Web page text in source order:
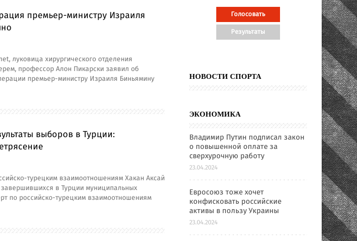
премьер-министру Израиля
луковица хирургического отделения
профессор Алон Пикарски заявил об
премьер-министру Израиля Биньямину
выборов в Турции:
турецким взаимоотношениям Хакан Аксай
в Турции муниципальных
по российско-турецким взаимоотношениям
НОВОСТИ СПОРТА
ЭКОНОМИКА
Владимир Путин подписал закон
о повышенной оплате за
сверхурочную работу
23.04.2024
Евросоюз тоже хочет
конфисковать российские
активы в пользу Украины
23.04.2024